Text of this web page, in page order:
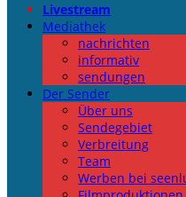
Livestream
Mediathek
nachrichten
informativ
sendungen
Der Sender
Über uns
Sendegebiet
Verbreitung
Team
Werben bei